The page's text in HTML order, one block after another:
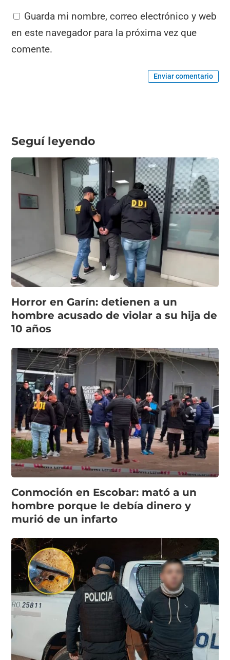
Guarda mi nombre, correo electrónico y web
en este navegador para la próxima vez que
comente.
Enviar comentario
Seguí leyendo
Horror en Garín: detienen a un
hombre acusado de violar a su hija de
10 años
Conmoción en Escobar: mató a un
hombre porque le debía dinero y
murió de un infarto